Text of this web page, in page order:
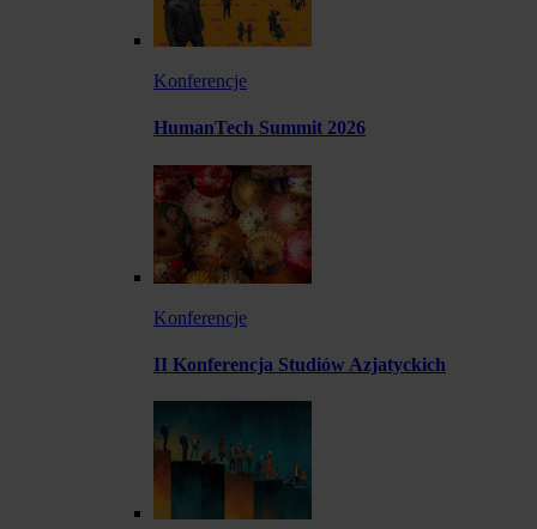
Konferencje
HumanTech Summit 2026
Konferencje
II Konferencja Studiów Azjatyckich